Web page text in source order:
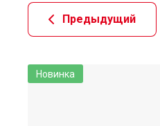
Предыдущий
Новинка